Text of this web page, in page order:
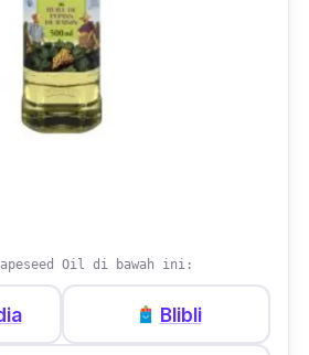
Oil di bawah ini:
Blibli